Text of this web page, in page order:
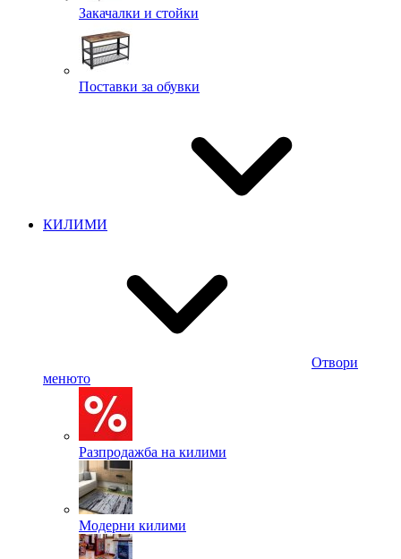
Закачалки и стойки
Поставки за обувки
КИЛИМИ
Отвори
менюто
Разпродажба на килими
Модерни килими